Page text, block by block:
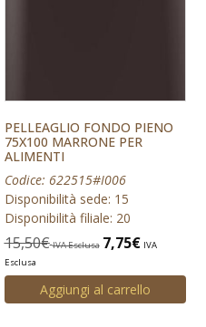
PELLEAGLIO FONDO PIENO
75X100 MARRONE PER
ALIMENTI
Codice: 622515#I006
Disponibilità sede: 15
Disponibilità filiale: 20
15,50€ IVA Esclusa 7,75€ IVA
Esclusa
Aggiungi al carrello